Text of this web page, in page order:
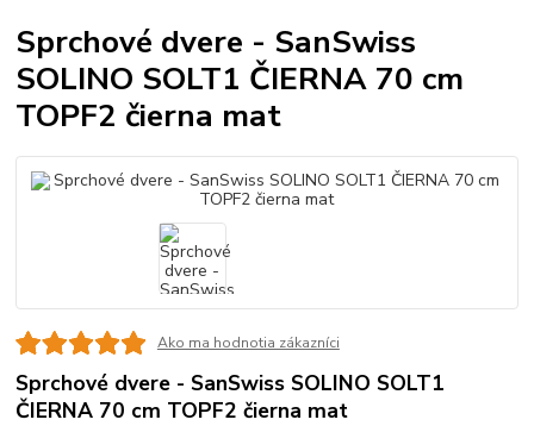
Sprchové dvere - SanSwiss
SOLINO SOLT1 ČIERNA 70 cm
TOPF2 čierna mat
Ako ma hodnotia zákazníci
Sprchové dvere - SanSwiss SOLINO SOLT1
ČIERNA 70 cm TOPF2 čierna mat